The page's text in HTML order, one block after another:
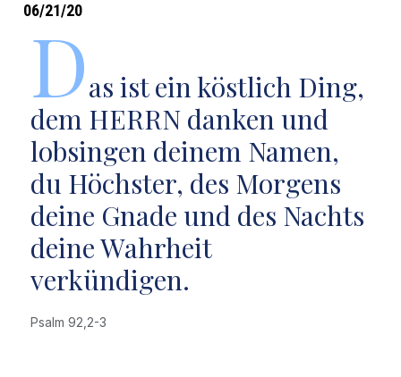
06/21/20
Das ist ein köstlich Ding,
dem HERRN danken und
lobsingen deinem Namen,
du Höchster, des Morgens
deine Gnade und des Nachts
deine Wahrheit
verkündigen.
Psalm 92,2-3